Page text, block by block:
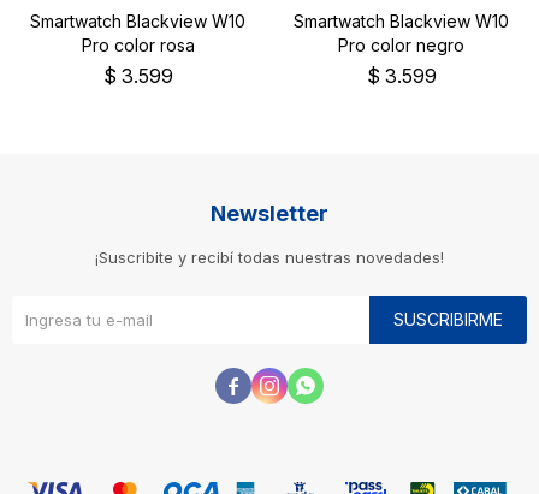
Smartwatch Blackview W10
Pro color rosa
$ 3.599
Smartwatch Blackview W10
Pro color negro
$ 3.599
Newsletter
¡Suscribite y recibí todas nuestras novedades!
SUSCRIBIRME
  